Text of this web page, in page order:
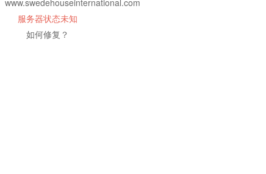
服务器状态未知
如何修复？